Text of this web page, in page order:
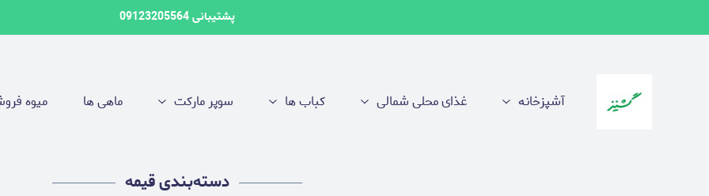
پشتیبانی 09123205564
آشپزخانه غذای محلی شمالی کباب ها سوپر مارکت ماهی ها میوه
دسته‌بندی قیمه